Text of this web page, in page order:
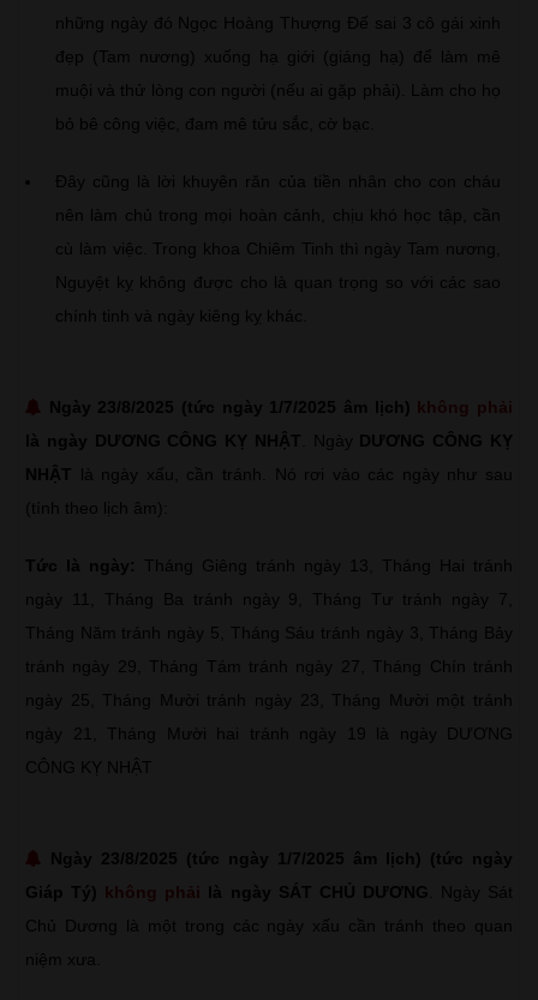
những ngày đó Ngọc Hoàng Thượng Đế sai 3 cô gái xinh
đẹp (Tam nương) xuống hạ giới (giáng hạ) để làm mê
muội và thử lòng con người (nếu ai gặp phải). Làm cho họ
bỏ bê công việc, đam mê tửu sắc, cờ bạc.
Đây cũng là lời khuyên răn của tiền nhân cho con cháu
nên làm chủ trong mọi hoàn cảnh, chịu khó học tập, cần
cù làm việc. Trong khoa Chiêm Tinh thì ngày Tam nương,
Nguyệt kỵ không được cho là quan trọng so với các sao
chính tinh và ngày kiêng kỵ khác.
Ngày 23/8/2025 (tức ngày 1/7/2025 âm lịch) không phải
là ngày DƯƠNG CÔNG KỴ NHẬT . Ngày DƯƠNG CÔNG KỴ
NHẬT là ngày xấu, cần tránh. Nó rơi vào các ngày như sau
(tính theo lịch âm):
Tức là ngày: Tháng Giêng tránh ngày 13, Tháng Hai tránh
ngày 11, Tháng Ba tránh ngày 9, Tháng Tư tránh ngày 7,
Tháng Năm tránh ngày 5, Tháng Sáu tránh ngày 3, Tháng Bảy
tránh ngày 29, Tháng Tám tránh ngày 27, Tháng Chín tránh
ngày 25, Tháng Mười tránh ngày 23, Tháng Mười một tránh
ngày 21, Tháng Mười hai tránh ngày 19 là ngày DƯƠNG
CÔNG KỴ NHẬT
Ngày 23/8/2025 (tức ngày 1/7/2025 âm lịch) (tức ngày
Giáp Tý) không phải là ngày SÁT CHỦ DƯƠNG . Ngày Sát
Chủ Dương là một trong các ngày xấu cần tránh theo quan
niệm xưa.